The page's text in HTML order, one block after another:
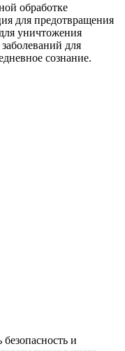
обработке
для предотвращения
уничтожения
для
сознание.
и